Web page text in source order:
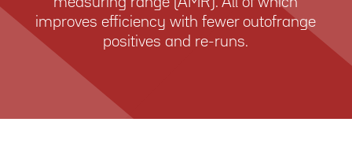
improves efficiency with fewer out­of­range
positives and re-runs.